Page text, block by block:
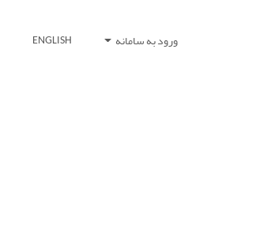
ورود به سامانه ENGLISH